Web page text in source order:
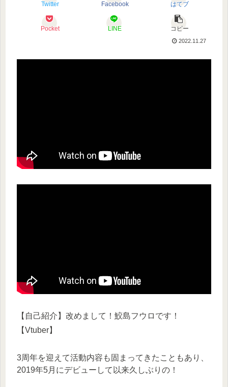
Twitter Facebook はてブ
Pocket LINE コピー
2022.11.27
【自己紹介】改めまして！鮫島フウロです！
【Vtuber】
3周年を迎えて活動内容も固まってきたこともあり、
2019年5月にデビューして以来久しぶりの！